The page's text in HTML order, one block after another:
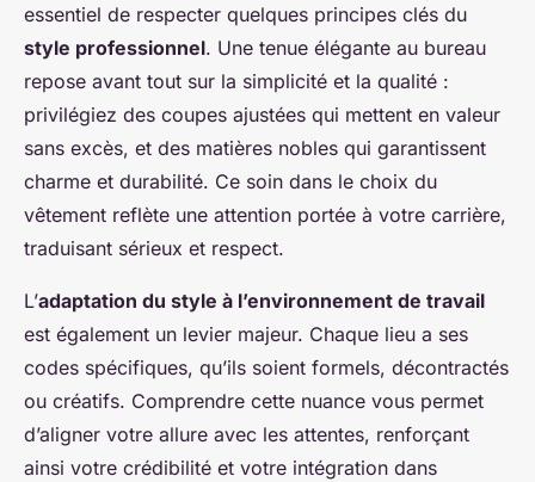
essentiel de respecter quelques principes clés du
style professionnel. Une tenue élégante au bureau
repose avant tout sur la simplicité et la qualité :
privilégiez des coupes ajustées qui mettent en valeur
sans excès, et des matières nobles qui garantissent
charme et durabilité. Ce soin dans le choix du
vêtement reflète une attention portée à votre carrière,
traduisant sérieux et respect.
L’adaptation du style à l’environnement de travail
est également un levier majeur. Chaque lieu a ses
codes spécifiques, qu’ils soient formels, décontractés
ou créatifs. Comprendre cette nuance vous permet
d’aligner votre allure avec les attentes, renforçant
ainsi votre crédibilité et votre intégration dans